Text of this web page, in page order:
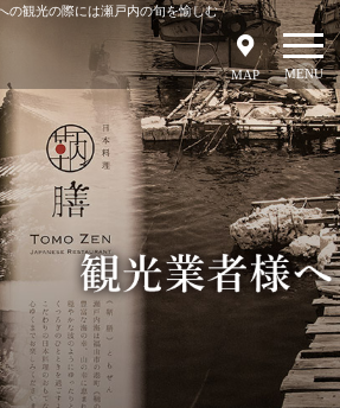
の観光の際には瀬戸内の旬を愉しむ
MAP MENU